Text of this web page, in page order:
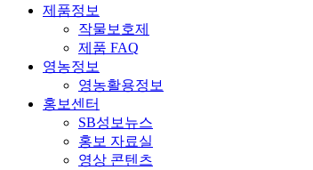
제품정보
작물보호제
제품 FAQ
영농정보
영농활용정보
홍보센터
SB성보뉴스
홍보 자료실
영상 콘텐츠